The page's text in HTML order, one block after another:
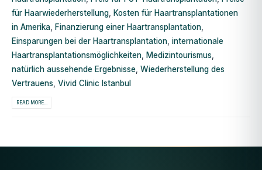
für Haarwiederherstellung
Kosten für Haartransplantationen
in Amerika
Finanzierung einer Haartransplantation
Einsparungen bei der Haartransplantation internationale
Haartransplantationsmöglichkeiten
Medizintourismus
natürlich aussehende Ergebnisse Wiederherstellung des
Vertrauens Vivid Clinic Istanbul
READ MORE...